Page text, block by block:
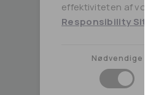
effektiviteten af
Responsibility Site
Nødvendige